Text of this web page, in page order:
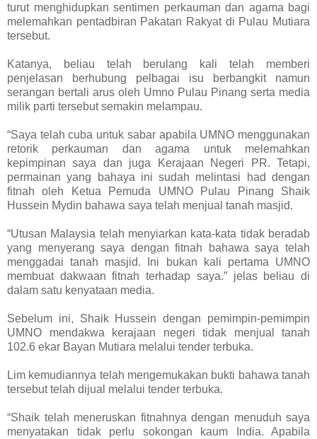
turut menghidupkan sentimen perkauman dan agama bagi
melemahkan pentadbiran Pakatan Rakyat di Pulau Mutiara
tersebut.
Katanya, beliau telah berulang kali telah memberi
penjelasan berhubung pelbagai isu berbangkit namun
serangan bertali arus oleh Umno Pulau Pinang serta media
milik parti tersebut semakin melampau.
“Saya telah cuba untuk sabar apabila UMNO menggunakan
retorik perkauman dan agama untuk melemahkan
kepimpinan saya dan juga Kerajaan Negeri PR. Tetapi,
permainan yang bahaya ini sudah melintasi had dengan
fitnah oleh Ketua Pemuda UMNO Pulau Pinang Shaik
Hussein Mydin bahawa saya telah menjual tanah masjid.
“Utusan Malaysia telah menyiarkan kata-kata tidak beradab
yang menyerang saya dengan fitnah bahawa saya telah
menggadai tanah masjid. Ini bukan kali pertama UMNO
membuat dakwaan fitnah terhadap saya.” jelas beliau di
dalam satu kenyataan media.
Sebelum ini, Shaik Hussein dengan pemimpin-pemimpin
UMNO mendakwa kerajaan negeri tidak menjual tanah
102.6 ekar Bayan Mutiara melalui tender terbuka.
Lim kemudiannya telah mengemukakan bukti bahawa tanah
tersebut telah dijual melalui tender terbuka.
“Shaik telah meneruskan fitnahnya dengan menuduh saya
menyatakan tidak perlu sokongan kaum India. Apabila